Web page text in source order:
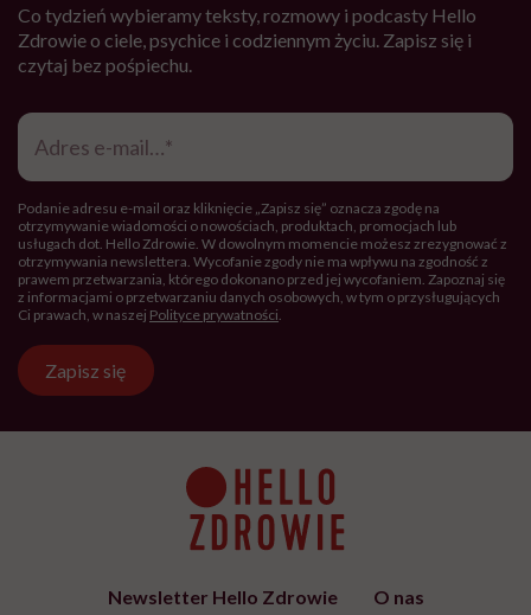
Co tydzień wybieramy teksty, rozmowy i podcasty Hello
Zdrowie o ciele, psychice i codziennym życiu. Zapisz się i
czytaj bez pośpiechu.
Adres
mail*
Podanie adresu e-mail oraz kliknięcie „Zapisz się” oznacza zgodę na
otrzymywanie wiadomości o nowościach, produktach, promocjach lub
usługach dot. Hello Zdrowie. W dowolnym momencie możesz zrezygnować z
otrzymywania newslettera. Wycofanie zgody nie ma wpływu na zgodność z
prawem przetwarzania, którego dokonano przed jej wycofaniem. Zapoznaj się
z informacjami o przetwarzaniu danych osobowych, w tym o przysługujących
Ci prawach, w naszej Polityce prywatności.
Zapisz się
Newsletter Hello Zdrowie
O nas